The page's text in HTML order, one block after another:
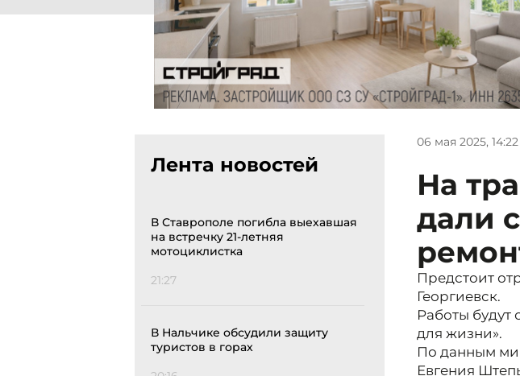
Лента новостей
В Ставрополе погибла выехавшая
на встречку 21-летняя
мотоциклистка
21:27
В Нальчике обсудили защиту
туристов в горах
06 мая 2025, 14:22
На
дали
Предстоит
Георгиевск.
Работы будут
для жизни».
По данным
Евгения